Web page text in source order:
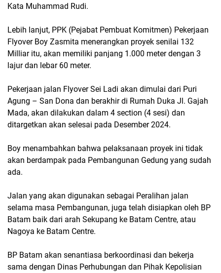
Kata Muhammad Rudi.
Lebih lanjut, PPK (Pejabat Pembuat Komitmen) Pekerjaan
Flyover Boy Zasmita menerangkan proyek senilai 132
Milliar itu, akan memiliki panjang 1.000 meter dengan 3
lajur dan lebar 60 meter.
Pekerjaan jalan Flyover Sei Ladi akan dimulai dari Puri
Agung – San Dona dan berakhir di Rumah Duka Jl. Gajah
Mada, akan dilakukan dalam 4 section (4 sesi) dan
ditargetkan akan selesai pada Desember 2024.
Boy menambahkan bahwa pelaksanaan proyek ini tidak
akan berdampak pada Pembangunan Gedung yang sudah
ada.
Jalan yang akan digunakan sebagai Peralihan jalan
selama masa Pembangunan, juga telah disiapkan oleh BP
Batam baik dari arah Sekupang ke Batam Centre, atau
Nagoya ke Batam Centre.
BP Batam akan senantiasa berkoordinasi dan bekerja
sama dengan Dinas Perhubungan dan Pihak Kepolisian